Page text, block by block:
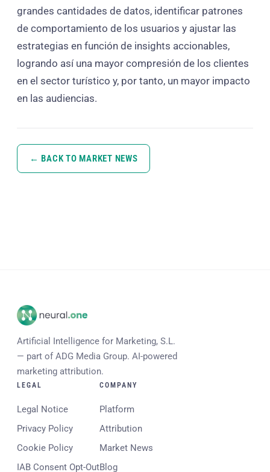
grandes cantidades de datos, identificar patrones
de comportamiento de los usuarios y ajustar las
estrategias en función de insights accionables,
logrando así una mayor compresión de los clientes
en el sector turístico y, por tanto, un mayor impacto
en las audiencias.
← BACK TO MARKET NEWS
Artificial Intelligence for Marketing, S.L.
— part of ADG Media Group. AI-powered
marketing attribution.
LEGAL
Legal Notice
Privacy Policy
Cookie Policy
IAB Consent Opt-Out
COMPANY
Platform
Attribution
Market News
Blog